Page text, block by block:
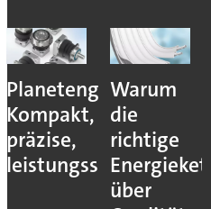
Planetengetriebe:
Kompakt,
präzise,
leistungsstark
Warum
die
richtige
über